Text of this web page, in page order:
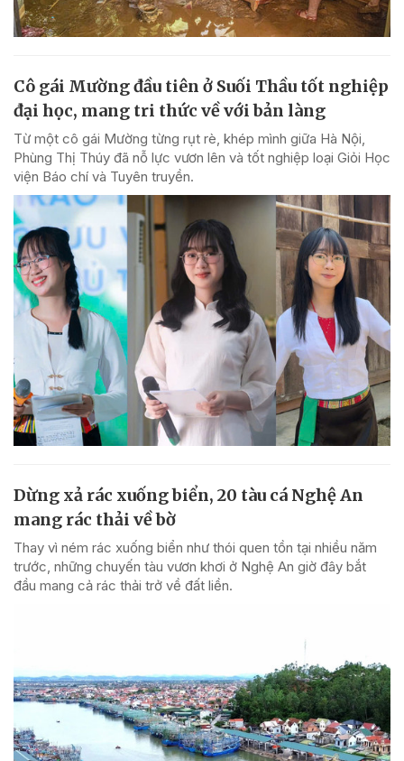
Cô gái Mường đầu tiên ở Suối Thầu tốt nghiệp
đại học, mang tri thức về với bản làng
Từ một cô gái Mường từng rụt rè, khép mình giữa Hà Nội,
Phùng Thị Thúy đã nỗ lực vươn lên và tốt nghiệp loại Giỏi Học
viện Báo chí và Tuyên truyền.
Dừng xả rác xuống biển, 20 tàu cá Nghệ An
mang rác thải về bờ
Thay vì ném rác xuống biển như thói quen tồn tại nhiều năm
trước, những chuyến tàu vươn khơi ở Nghệ An giờ đây bắt
đầu mang cả rác thải trở về đất liền.